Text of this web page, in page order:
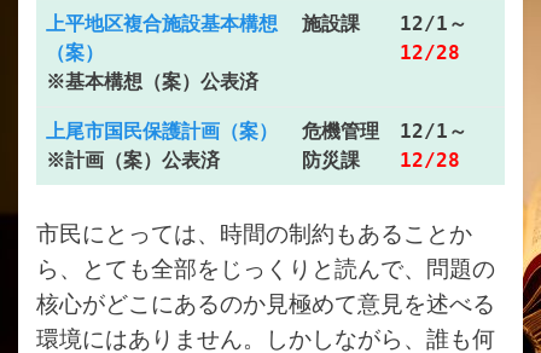
上平地区複合施設基本構想
（案）
※基本構想（案）公表済
施設課
12/1～
12/28
上尾市国民保護計画（案）
※計画（案）公表済
危機管理
防災課
12/1～
12/28
市民にとっては、時間の制約もあることか
ら、とても全部をじっくりと読んで、問題の
核心がどこにあるのか見極めて意見を述べる
環境にはありません。しかしながら、誰も何